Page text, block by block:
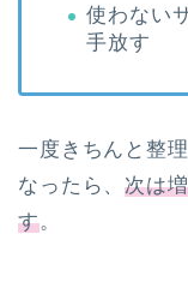
使わない
手放す
一度きちんと整
なったら、次は
す。